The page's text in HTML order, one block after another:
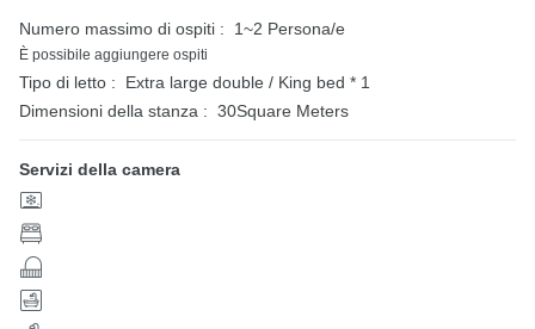
Numero massimo di ospiti : 1~2 Persona/e
È possibile aggiungere ospiti
Tipo di letto :
Extra large double / King bed * 1
Dimensioni della stanza : 30Square Meters
Servizi della camera